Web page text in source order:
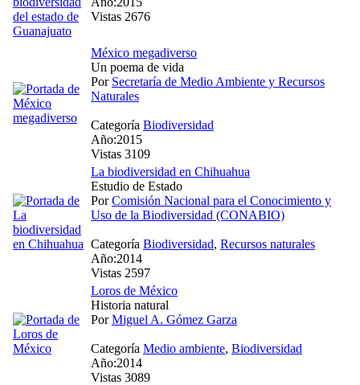
Vistas 2676
México megadiverso
Un poema de vida
Por Secretaría de Medio Ambiente y Recursos
Naturales
Categoría Biodiversidad
Año:2015
Vistas 3109
La biodiversidad en Chihuahua
Estudio de Estado
PorComisión Nacional para el Conocimiento y
Uso de la Biodiversidad (CONABIO)
Categoría Biodiversidad, Recursos naturales
Año:2014
Vistas 2597
Loros de México
Historia natural
PorMiguel A. Gómez Garza
Categoría Medio ambiente, Biodiversidad
Año:2014
Vistas 3089